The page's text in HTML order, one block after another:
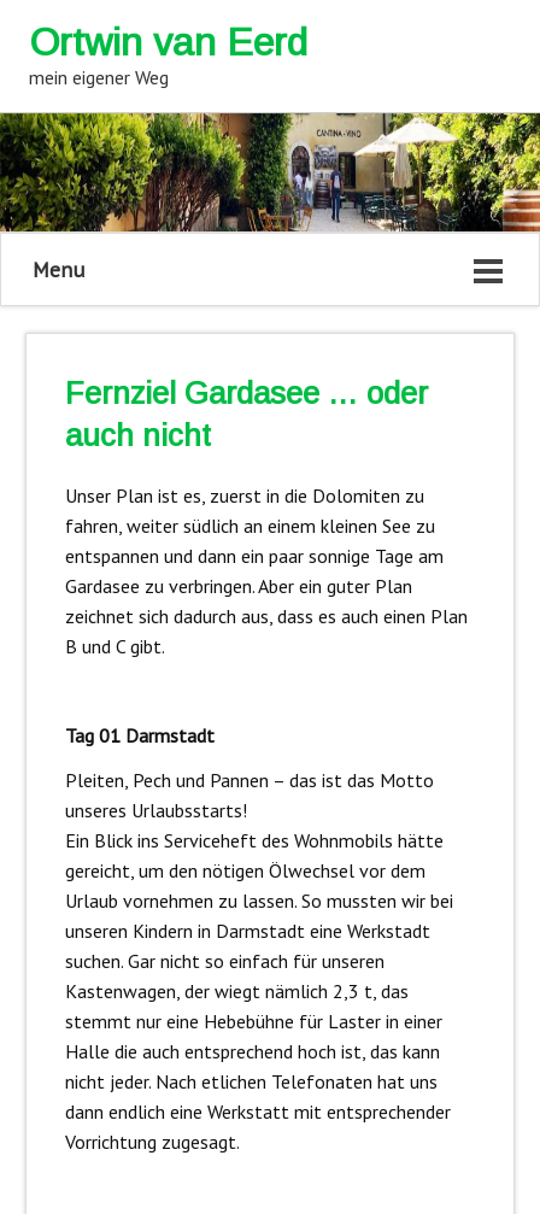
Ortwin van Eerd
mein eigener Weg
Menu
Fernziel Gardasee … oder
auch nicht
Unser Plan ist es, zuerst in die Dolomiten zu
fahren, weiter südlich an einem kleinen See zu
entspannen und dann ein paar sonnige Tage am
Gardasee zu verbringen. Aber ein guter Plan
zeichnet sich dadurch aus, dass es auch einen Plan
B und C gibt.
Tag 01 Darmstadt
Pleiten, Pech und Pannen – das ist das Motto
unseres Urlaubsstarts!
Ein Blick ins Serviceheft des Wohnmobils hätte
gereicht, um den nötigen Ölwechsel vor dem
Urlaub vornehmen zu lassen. So mussten wir bei
unseren Kindern in Darmstadt eine Werkstadt
suchen. Gar nicht so einfach für unseren
Kastenwagen, der wiegt nämlich 2,3 t, das
stemmt nur eine Hebebühne für Laster in einer
Halle die auch entsprechend hoch ist, das kann
nicht jeder. Nach etlichen Telefonaten hat uns
dann endlich eine Werkstatt mit entsprechender
Vorrichtung zugesagt.